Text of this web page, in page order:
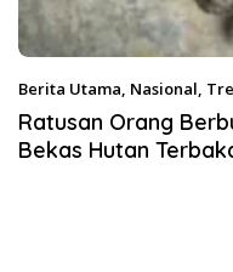
Berita Utama, Nasional,
Ratusan Orang
Bekas Hutan